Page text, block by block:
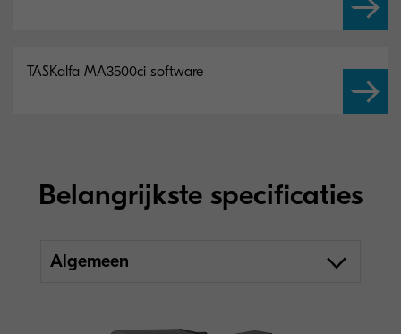
TASKalfa MA3500ci software
Belangrijkste specificaties
Algemeen